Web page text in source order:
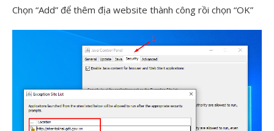
Chọn “Add” để thêm địa website thành công rồi chọn “OK”